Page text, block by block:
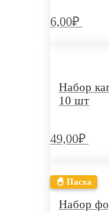
6,00₽
Набор
10 шт
49,00₽
🐣 Пасха
Набор